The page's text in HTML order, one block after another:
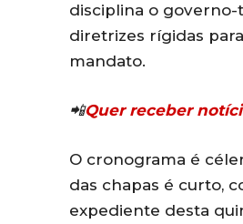
disciplina o governo-
diretrizes rígidas
mandato.
📲Quer receber
O cronograma é
das chapas é curto,
expediente desta